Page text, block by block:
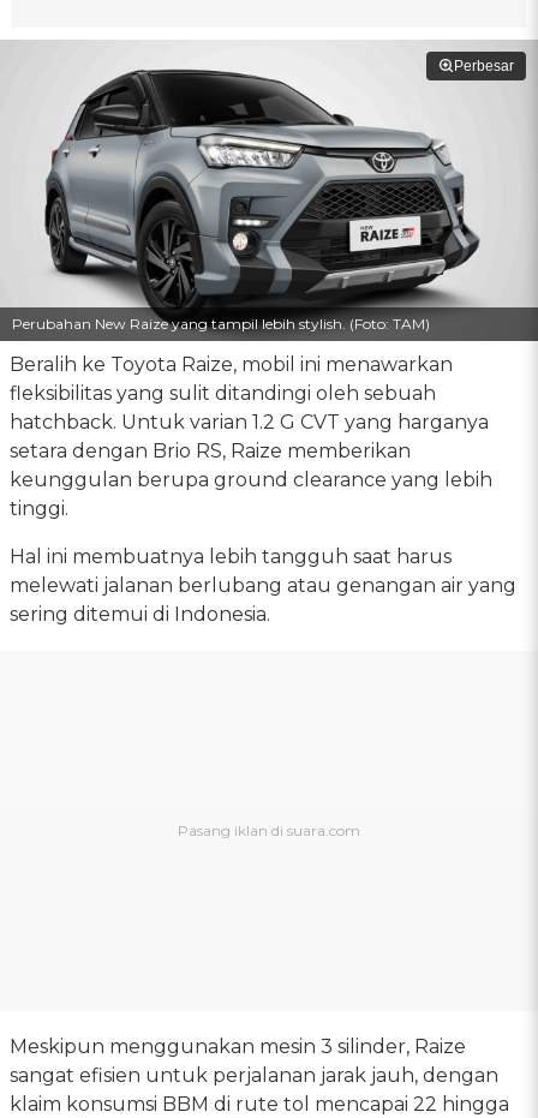
Perbesar
Perubahan New Raize yang tampil lebih stylish. (Foto: TAM)
Beralih ke Toyota Raize, mobil ini menawarkan
fleksibilitas yang sulit ditandingi oleh sebuah
hatchback. Untuk varian 1.2 G CVT yang harganya
setara dengan Brio RS, Raize memberikan
keunggulan berupa ground clearance yang lebih
tinggi.
Hal ini membuatnya lebih tangguh saat harus
melewati jalanan berlubang atau genangan air yang
sering ditemui di Indonesia.
Meskipun menggunakan mesin 3 silinder, Raize
sangat efisien untuk perjalanan jarak jauh, dengan
klaim konsumsi BBM di rute tol mencapai 22 hingga